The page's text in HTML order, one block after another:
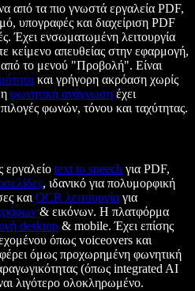
από τα πιο γνωστά εργαλεία PDF,
υπογραφές και διαχείριση PDF
Έχει ενσωματωμένη λειτουργία
κείμενο απευθείας στην εφαρμογή,
από το μενού "Προβολή". Είναι
και γρήγορη ακρόαση χωρίς
φωνητική ανάγνωση έχει
φωνών, τόνου και ταχύτητας.
εργαλείο text to speech για PDF,
, ιδανικό για πολυμορφική
καιOCR λειτουργία για
& εικόνων. Η πλατφόρμα
desktop & mobile. Έχει επίσης
όπως voiceovers και
όμως προχωρημένη φωνητική
(όπως integrated AI
λιγότερο ολοκληρωμένο.